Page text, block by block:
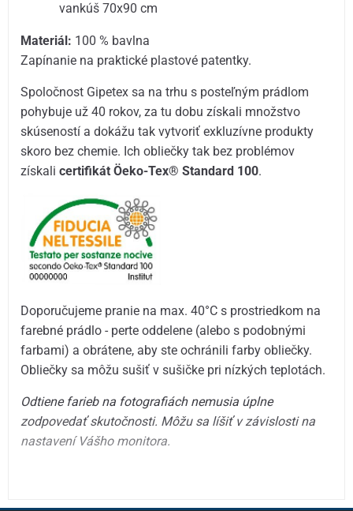
vankúš 70x90 cm
Materiál: 100 % bavlna
Zapínanie na praktické plastové patentky.
Spoločnost Gipetex sa na trhu s posteľným prádlom
pohybuje už 40 rokov, za tu dobu získali množstvo
skúseností a dokážu tak vytvoriť exkluzívne produkty
skoro bez chemie. Ich obliečky tak bez problémov
získalicertifikát Öeko-Tex® Standard 100.
Doporučujeme pranie na max. 40°C s prostriedkom na
farebné prádlo - perte oddelene (alebo s podobnými
farbami) a obrátene, aby ste ochránili farby obliečky.
Obliečky sa môžu sušiť v sušičke pri nízkých teplotách.
Odtiene farieb na fotografiách nemusia úplne
zodpovedať skutočnosti. Môžu sa líšiť v závislosti na
nastavení Vášho monitora.